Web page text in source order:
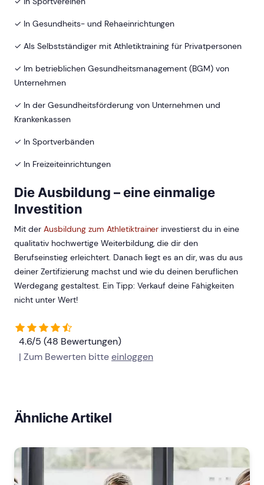
✓ In Gesundheits- und Rehaeinrichtungen
✓ Als Selbstständiger mit Athletiktraining für Privatpersonen
✓ Im betrieblichen Gesundheitsmanagement (BGM) von
Unternehmen
✓ In der Gesundheitsförderung von Unternehmen und
Krankenkassen
✓ In Sportverbänden
✓ In Freizeiteinrichtungen
Die Ausbildung – eine einmalige
Investition
Mit der Ausbildung zum Athletiktrainer investierst du in eine
qualitativ hochwertige Weiterbildung, die dir den
Berufseinstieg erleichtert. Danach liegt es an dir, was du aus
deiner Zertifizierung machst und wie du deinen beruflichen
Werdegang gestaltest. Ein Tipp: Verkauf deine Fähigkeiten
nicht unter Wert!
4.6/5 (48 Bewertungen)
| Zum Bewerten bitteeinloggen
Ähnliche Artikel